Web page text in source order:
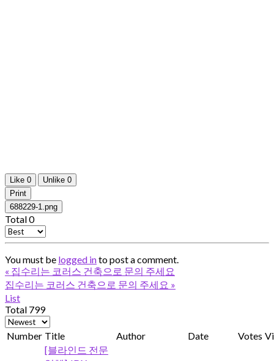
Like 0 Unlike 0
Print
688229-1.png
Total0
You must be logged into post a comment.
« 집수리는 코러스 건축으로 문의 주세요
집수리는 코러스 건축으로 문의 주세요 »
List
Total 799
Number Title Author Date Votes
[블라인드 전문